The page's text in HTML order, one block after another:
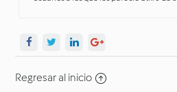
Regresar al inicio